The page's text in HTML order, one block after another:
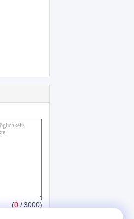
(0 / 3000)